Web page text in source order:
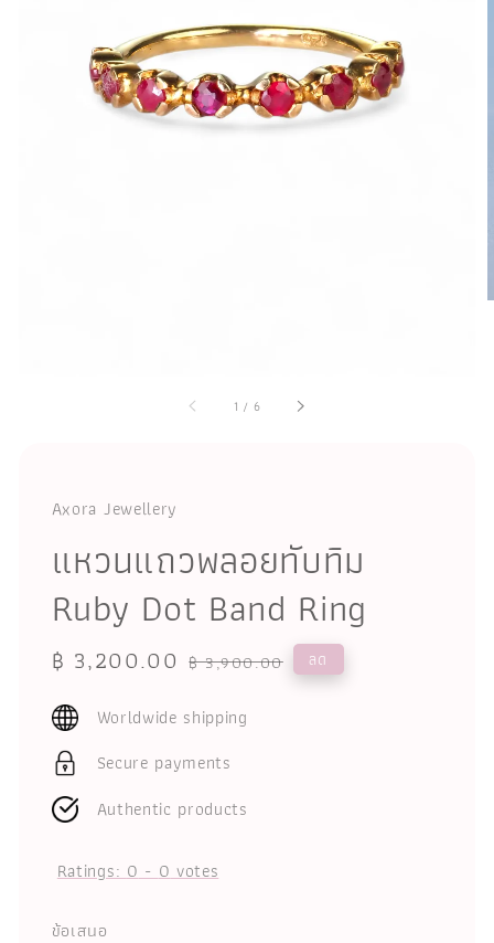
1 / 6
Axora Jewellery
แหวนแถวพลอยทับทิม
Ruby Dot Band Ring
Sale
฿ 3,200.00 Regular
฿ 3,900.00 ลด
Worldwide shipping
Secure payments
Authentic products
Ratings: 0 - 0 votes
ข้อเสนอ